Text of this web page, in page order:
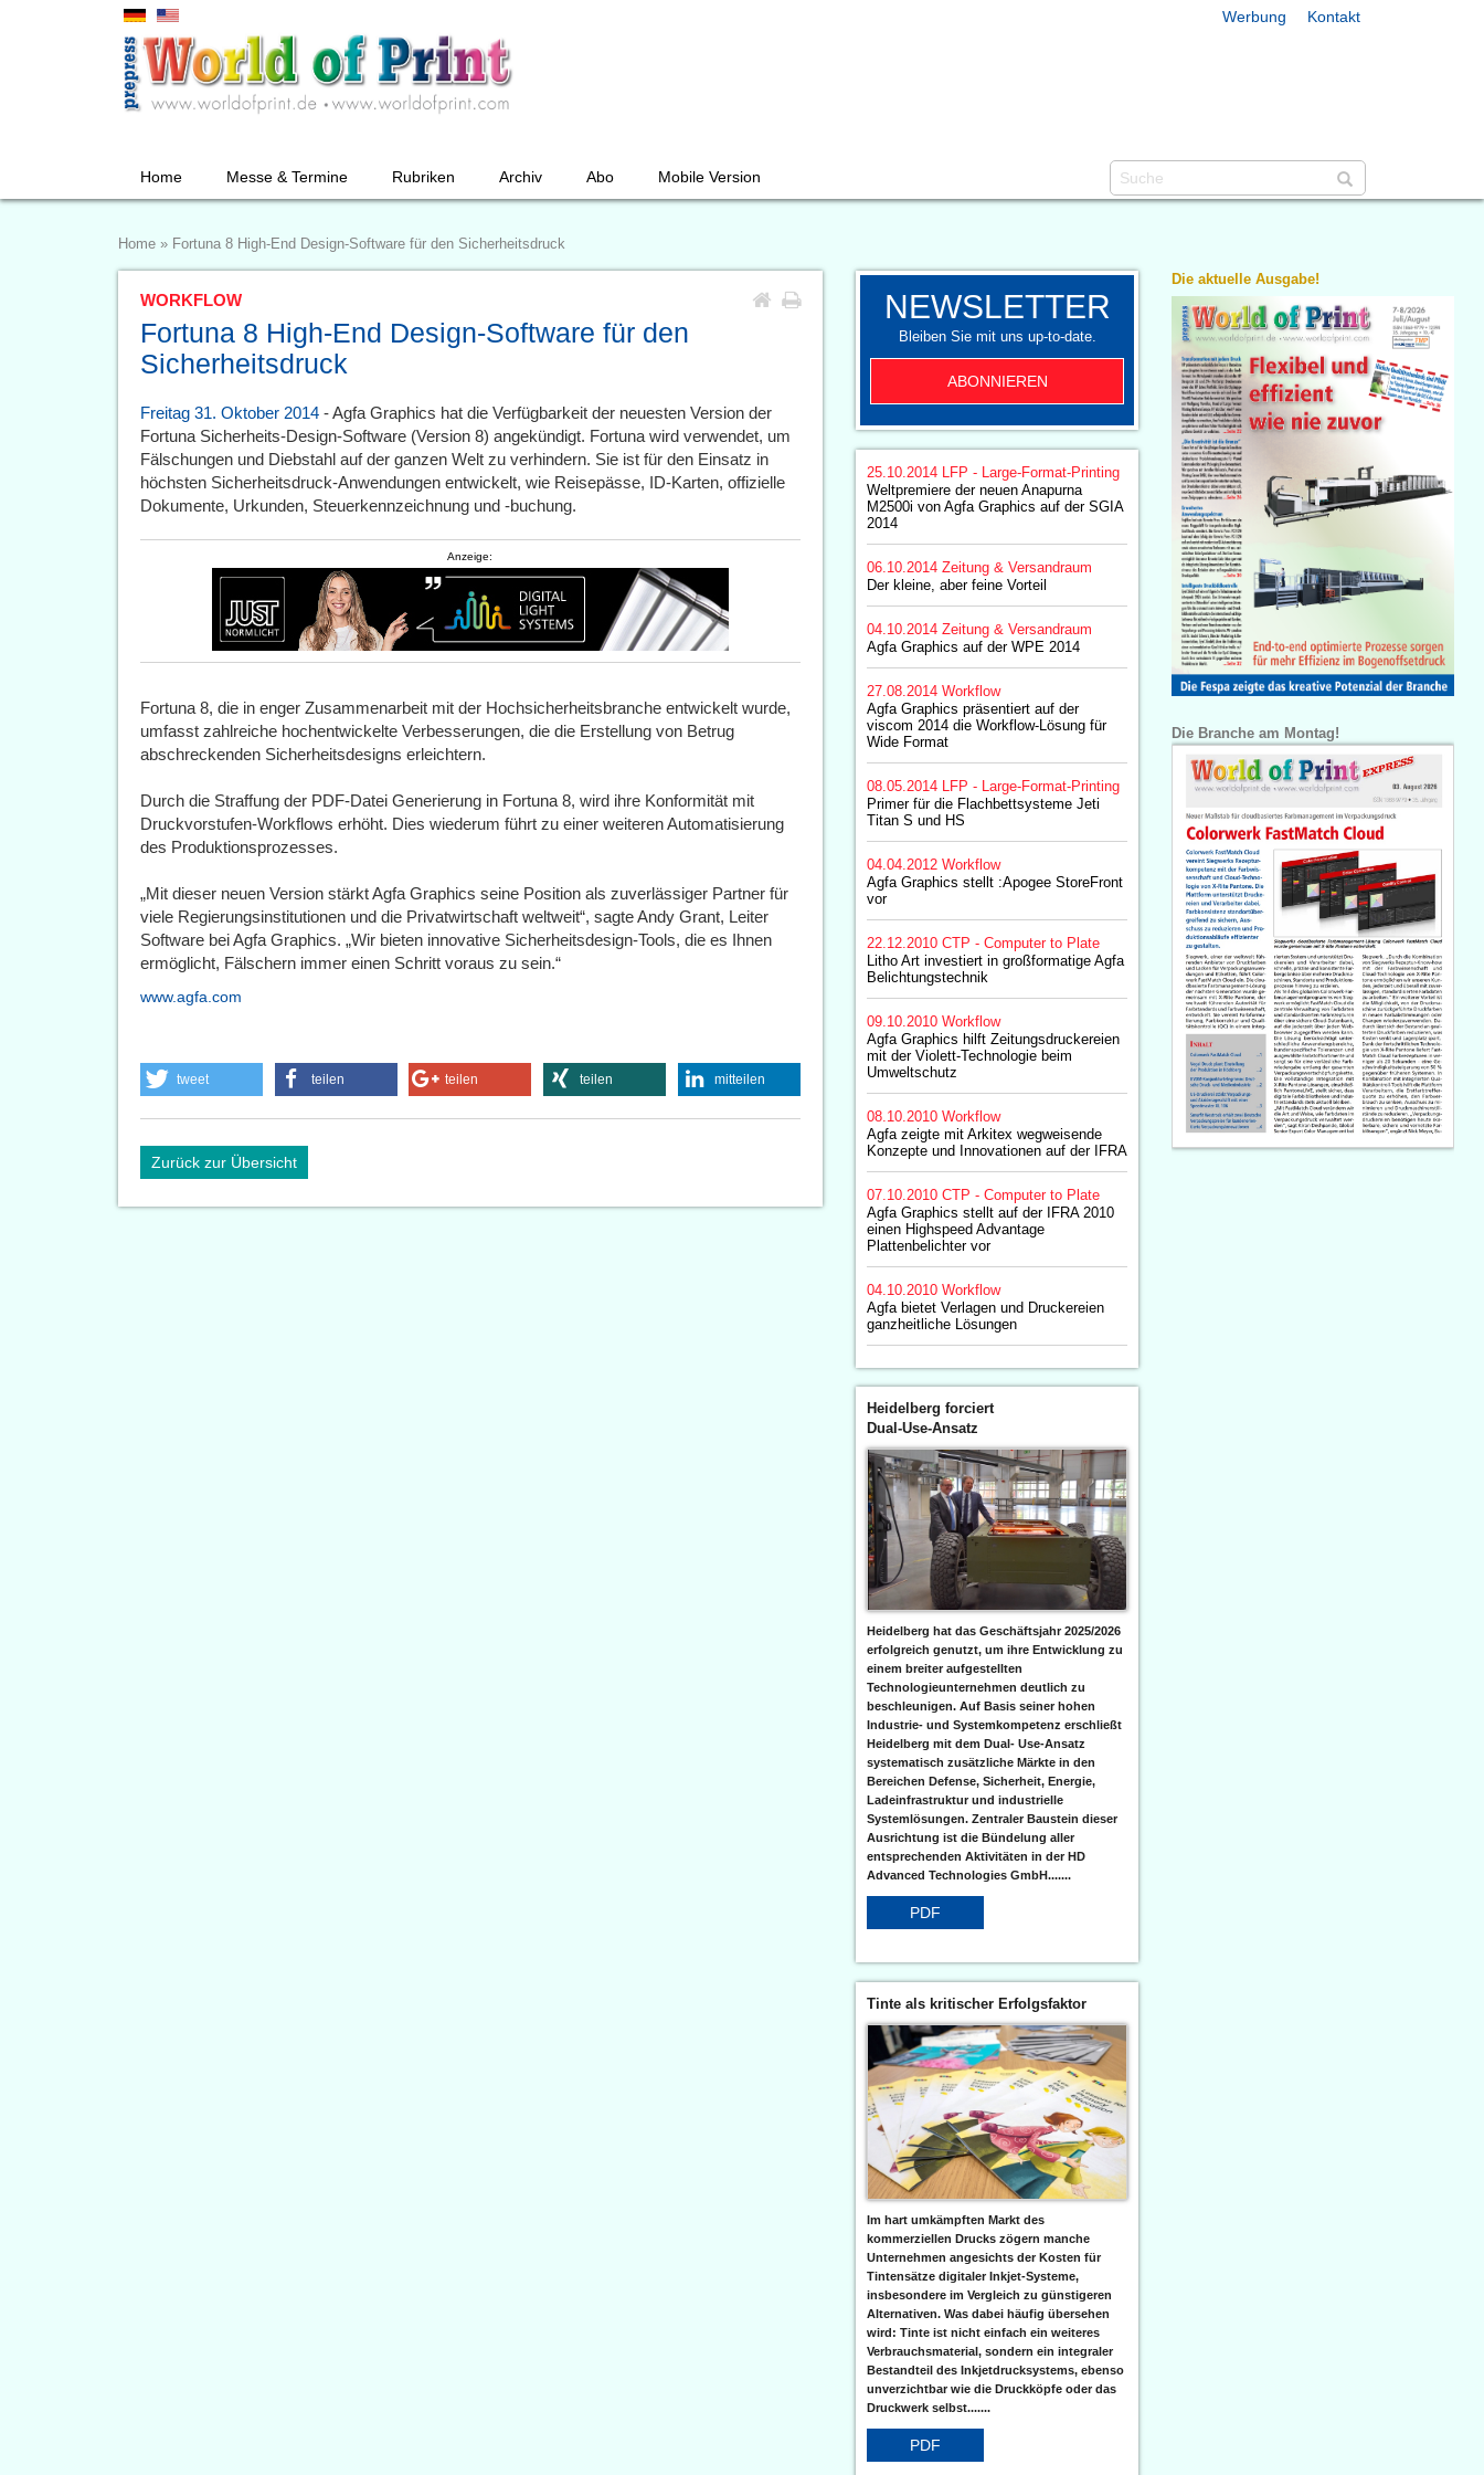
Werbung Kontakt
Home Messe & Termine Rubriken Archiv Abo Mobile Version
Home » Fortuna 8 High-End Design-Software für den Sicherheitsdruck
WORKFLOW
Fortuna 8 High-End Design-Software für den
Sicherheitsdruck
Freitag 31. Oktober 2014 - Agfa Graphics hat die Verfügbarkeit der neuesten Version der
Fortuna Sicherheits-Design-Software (Version 8) angekündigt. Fortuna wird verwendet, um
Fälschungen und Diebstahl auf der ganzen Welt zu verhindern. Sie ist für den Einsatz in
höchsten Sicherheitsdruck-Anwendungen entwickelt, wie Reisepässe, ID-Karten, offizielle
Dokumente, Urkunden, Steuerkennzeichnung und -buchung.
Anzeige:
Fortuna 8, die in enger Zusammenarbeit mit der Hochsicherheitsbranche entwickelt wurde,
umfasst zahlreiche hochentwickelte Verbesserungen, die die Erstellung von Betrug
abschreckenden Sicherheitsdesigns erleichtern.
Durch die Straffung der PDF-Datei Generierung in Fortuna 8, wird ihre Konformität mit
Druckvorstufen-Workflows erhöht. Dies wiederum führt zu einer weiteren Automatisierung
des Produktionsprozesses.
„Mit dieser neuen Version stärkt Agfa Graphics seine Position als zuverlässiger Partner für
viele Regierungsinstitutionen und die Privatwirtschaft weltweit“, sagte Andy Grant, Leiter
Software bei Agfa Graphics. „Wir bieten innovative Sicherheitsdesign-Tools, die es Ihnen
ermöglicht, Fälschern immer einen Schritt voraus zu sein.“
www.agfa.com
tweet teilen teilen teilen mitteilen
Zurück zur Übersicht
NEWSLETTER
Bleiben Sie mit uns up-to-date.
ABONNIEREN
25.10.2014
LFP - Large-Format-Printing
Weltpremiere der neuen Anapurna
M2500i von Agfa Graphics auf der SGIA
2014
06.10.2014 Zeitung & Versandraum
Der kleine, aber feine Vorteil
04.10.2014 Zeitung & Versandraum
Agfa Graphics auf der WPE 2014
27.08.2014 Workflow
Agfa Graphics präsentiert auf der
viscom 2014 die Workflow-Lösung für
Wide Format
08.05.2014
LFP - Large-Format-Printing
Primer für die Flachbettsysteme Jeti
Titan S und HS
04.04.2012 Workflow
Agfa Graphics stellt :Apogee StoreFront
vor
22.12.2010 CTP - Computer to Plate
Litho Art investiert in großformatige Agfa
Belichtungstechnik
09.10.2010 Workflow
Agfa Graphics hilft Zeitungsdruckereien
mit der Violett-Technologie beim
Umweltschutz
08.10.2010 Workflow
Agfa zeigte mit Arkitex wegweisende
Konzepte und Innovationen auf der IFRA
07.10.2010 CTP - Computer to Plate
Agfa Graphics stellt auf der IFRA 2010
einen Highspeed Advantage
Plattenbelichter vor
04.10.2010 Workflow
Agfa bietet Verlagen und Druckereien
ganzheitliche Lösungen
Heidelberg forciert
Dual-Use-Ansatz
Heidelberg hat das Geschäftsjahr 2025/2026
erfolgreich genutzt, um ihre Entwicklung zu
einem breiter aufgestellten
Technologieunternehmen deutlich zu
beschleunigen. Auf Basis seiner hohen
Industrie- und Systemkompetenz erschließt
Heidelberg mit dem Dual- Use-Ansatz
systematisch zusätzliche Märkte in den
Bereichen Defense, Sicherheit, Energie,
Ladeinfrastruktur und industrielle
Systemlösungen. Zentraler Baustein dieser
Ausrichtung ist die Bündelung aller
entsprechenden Aktivitäten in der HD
Advanced Technologies GmbH.......
PDF
Tinte als kritischer Erfolgsfaktor
Im hart umkämpften Markt des
kommerziellen Drucks zögern manche
Unternehmen angesichts der Kosten für
Tintensätze digitaler Inkjet-Systeme,
insbesondere im Vergleich zu günstigeren
Alternativen. Was dabei häufig übersehen
wird: Tinte ist nicht einfach ein weiteres
Verbrauchsmaterial, sondern ein integraler
Bestandteil des Inkjetdrucksystems, ebenso
unverzichtbar wie die Druckköpfe oder das
Druckwerk selbst.......
PDF
Die aktuelle Ausgabe!
Die Branche am Montag!